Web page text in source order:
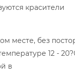
красители
месте, без
12 -
в